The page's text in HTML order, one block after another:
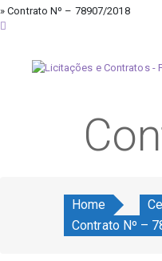
» Contrato Nº – 78907/2018
Home
Contrato Nº –